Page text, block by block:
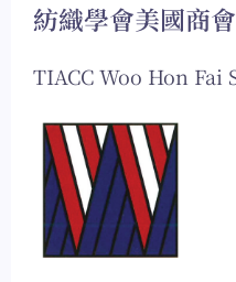
紡織學會美國商
TIACC Woo Hon Fai